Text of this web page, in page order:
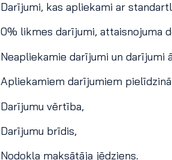
Darījumi, kas apliekami ar
0% likmes darījumi, attaisnojuma
Neapliekamie darījumi un darījumi
Apliekamiem darījumiem
Darījumu vērtība,
Darījumu brīdis,
Nodokļa maksātāja jēdziens.